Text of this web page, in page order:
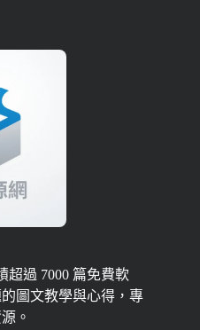
超過 7000 篇免費軟
圖文教學與心得，專
。